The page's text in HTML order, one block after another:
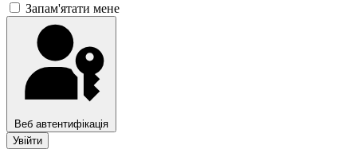
Запам'ятати мене
Веб автентифікація
Увійти